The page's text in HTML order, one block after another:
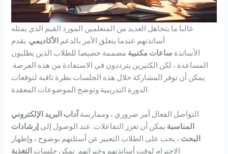
غالبا ما يتجاهل العديد من المتعلمين المورد القيم الذي يمثله
أساتذتهم عندما يتعلق الأمر بالدعم الأكاديمي. يقدم
الأساتذة ساعات مكتبية مصممة خصيصا للطلاب الذين يطلبون
المساعدة ، لكن الكثيرين يترددون في الاستفادة من هذه الفرصة.
يمكن أن توفر المشاركة خلال هذه الجلسات نظرة ثاقبة لتوقعات
الدورة التدريبية وتوضح الموضوعات المعقدة.
التواصل الفعال أمر ضروري ، وممارسةآداب البريد الإلكتروني
المناسبة يمكن أن تعزز التفاعلات. عند الوصول إلى إرشادات
البحث ، يجب على الطلاب التعبير عن أسئلتهم بوضوح ، وإظهار
الاحترام لوقت أساتذتهم وخبراتهم. تمكن جلسات التغذية